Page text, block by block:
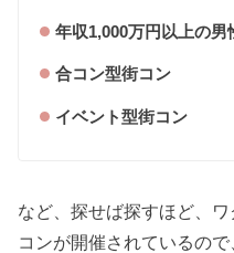
年収1,000万円以上の男
合コン型街コン
イベント型街コン
など、探せば探すほど、
コンが開催されているの